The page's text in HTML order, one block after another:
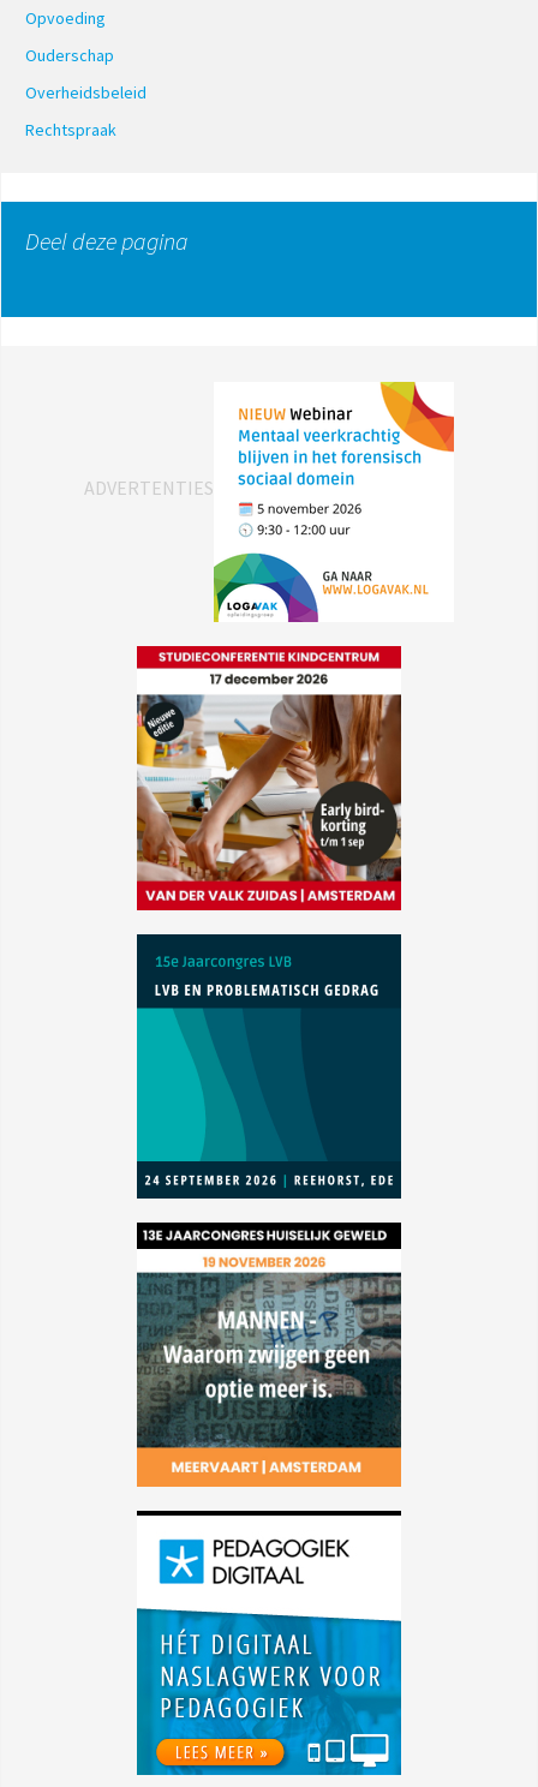
Opvoeding
Ouderschap
Overheidsbeleid
Rechtspraak
Deel deze pagina
ADVERTENTIES